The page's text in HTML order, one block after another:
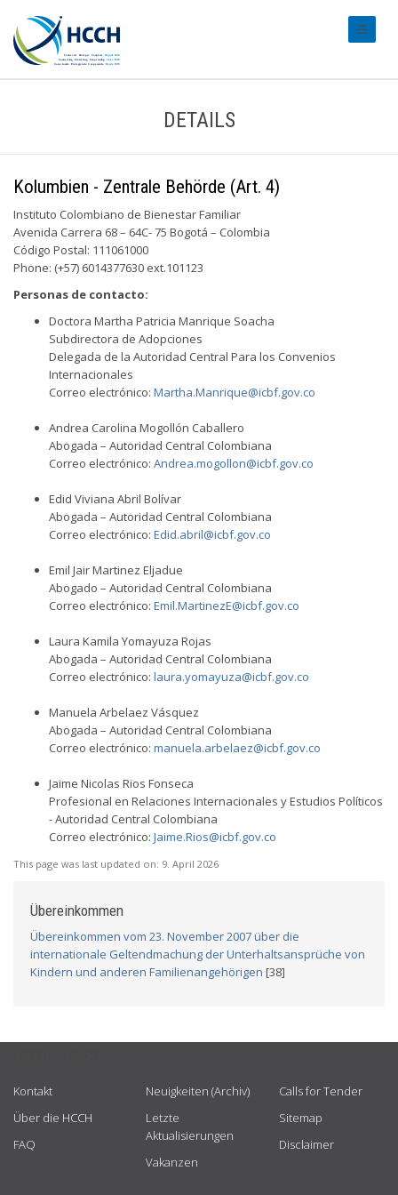
DETAILS
Kolumbien - Zentrale Behörde (Art. 4)
Instituto Colombiano de Bienestar Familiar
Avenida Carrera 68 – 64C- 75 Bogotá – Colombia
Código Postal: 111061000
Phone: (+57) 6014377630 ext.101123
Personas de contacto:
Doctora Martha Patricia Manrique Soacha
Subdirectora de Adopciones
Delegada de la Autoridad Central Para los Convenios
Internacionales
Correo electrónico: Martha.Manrique@icbf.gov.co
Andrea Carolina Mogollón Caballero
Abogada – Autoridad Central Colombiana
Correo electrónico: Andrea.mogollon@icbf.gov.co
Edid Viviana Abril Bolívar
Abogada – Autoridad Central Colombiana
Correo electrónico: Edid.abril@icbf.gov.co
Emil Jair Martinez Eljadue
Abogado – Autoridad Central Colombiana
Correo electrónico: Emil.MartinezE@icbf.gov.co
Laura Kamila Yomayuza Rojas
Abogada – Autoridad Central Colombiana
Correo electrónico: laura.yomayuza@icbf.gov.co
Manuela Arbelaez Vásquez
Abogada – Autoridad Central Colombiana
Correo electrónico: manuela.arbelaez@icbf.gov.co
Jaime Nicolas Rios Fonseca
Profesional en Relaciones Internacionales y Estudios Políticos
- Autoridad Central Colombiana
Correo electrónico: Jaime.Rios@icbf.gov.co
This page was last updated on: 9. April 2026
Übereinkommen
Übereinkommen vom 23. November 2007 über die
internationale Geltendmachung der Unterhaltsansprüche von
Kindern und anderen Familienangehörigen [38]
Kontakt
Über die HCCH
FAQ
Neuigkeiten (Archiv)
Letzte
Aktualisierungen
Vakanzen
Calls for Tender
Sitemap
Disclaimer